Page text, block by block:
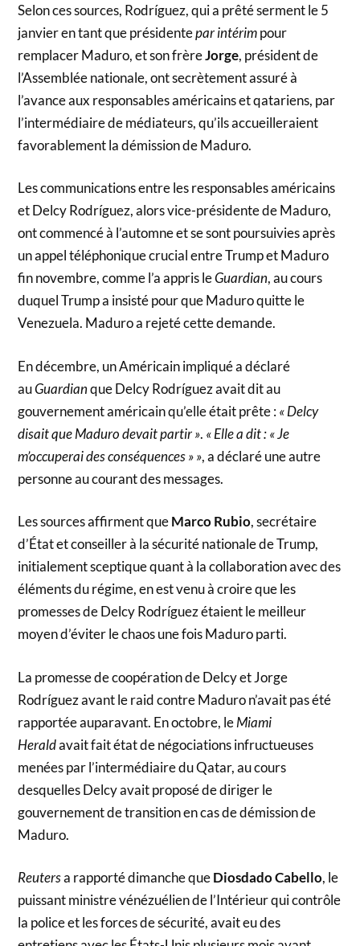
Selon ces sources, Rodríguez, qui a prêté serment le 5
janvier en tant que présidentepar intérimpour
remplacer Maduro, et son frèreJorge, président de
l’Assemblée nationale, ont secrètement assuré à
l’avance aux responsables américains et qatariens, par
l’intermédiaire de médiateurs, qu’ils accueilleraient
favorablement la démission de Maduro.
Les communications entre les responsables américains
et Delcy Rodríguez, alors vice-présidente de Maduro,
ont commencé à l’automne et se sont poursuivies après
un appel téléphonique crucial entre Trump et Maduro
fin novembre, comme l’a appris leGuardian, au cours
duquel Trump a insisté pour que Maduro quitte le
Venezuela. Maduro a rejeté cette demande.
En décembre, un Américain impliqué a déclaré
auGuardianque Delcy Rodríguez avait dit au
gouvernement américain qu’elle était prête :« Delcy
disait que Maduro devait partir ». « Elle a dit : « Je
m’occuperai des conséquences » », a déclaré une autre
personne au courant des messages.
Les sources affirment queMarco Rubio, secrétaire
d’État et conseiller à la sécurité nationale de Trump,
initialement sceptique quant à la collaboration avec des
éléments du régime, en est venu à croire que les
promesses de Delcy Rodríguez étaient le meilleur
moyen d’éviter le chaos une fois Maduro parti.
La promesse de coopération de Delcy et Jorge
Rodríguez avant le raid contre Maduro n’avait pas été
rapportée auparavant. En octobre, leMiami
Heraldavait fait état de négociations infructueuses
menées par l’intermédiaire du Qatar, au cours
desquelles Delcy avait proposé de diriger le
gouvernement de transition en cas de démission de
Maduro.
Reutersa rapporté dimanche queDiosdado Cabello, le
puissant ministre vénézuélien de l’Intérieur qui contrôle
la police et les forces de sécurité, avait eu des